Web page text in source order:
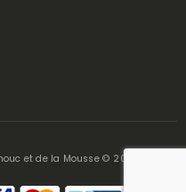
et de la Mousse © 2025